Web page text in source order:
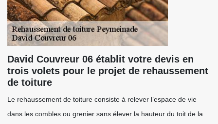
David Couvreur 06 établit votre devis en
trois volets pour le projet de rehaussement
de toiture
Le rehaussement de toiture consiste à relever l’espace de vie
dans les combles ou grenier sans élever la hauteur du toit de la